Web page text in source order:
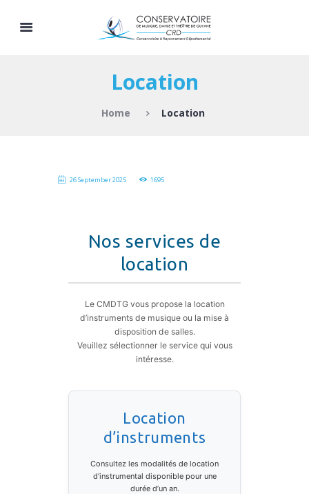
Location
Home Location
26 September 2025 1695
Nos services de
location
Le CMDTG vous propose la location
d’instruments de musique ou la mise à
disposition de salles.
Veuillez sélectionner le service qui vous
intéresse.
Location
d’instruments
Consultez les modalités de location
d’instrumental disponible pour une
durée d’un an.